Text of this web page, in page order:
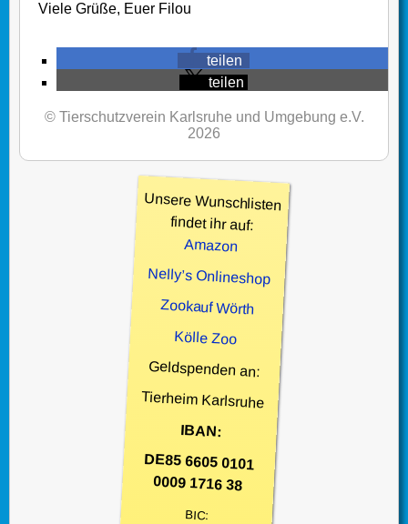
Viele Grüße, Euer Filou
teilen
teilen
© Tierschutzverein Karlsruhe und Umgebung e.V.
2026
Unsere Wunschlisten
findet ihr auf:
Amazon
Nelly’s Onlineshop
Zookauf Wörth
Kölle Zoo
Geldspenden an:
Tierheim Karlsruhe
IBAN:
DE85 6605 0101
0009 1716 38
BIC: